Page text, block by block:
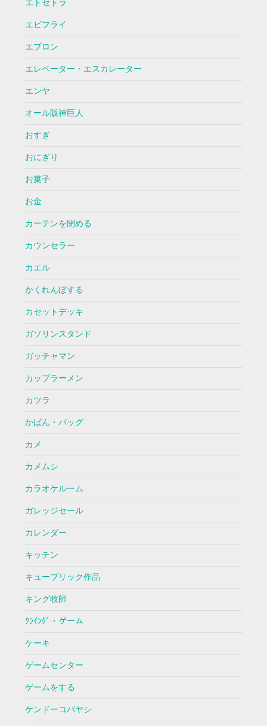
エトセトラ
エビフライ
エプロン
エレベーター・エスカレーター
エンヤ
オール阪神巨人
おすぎ
おにぎり
お菓子
お金
カーテンを閉める
カウンセラー
カエル
かくれんぼする
カセットデッキ
ガソリンスタンド
ガッチャマン
カップラーメン
カツラ
かばん・バッグ
カメ
カメムシ
カラオケルーム
ガレッジセール
カレンダー
キッチン
キューブリック作品
キング牧師
ｸﾗｲﾝｸﾞ・ゲーム
ケーキ
ゲームセンター
ゲームをする
ケンドーコバヤシ